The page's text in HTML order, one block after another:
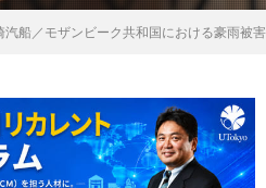
汽船／モザンビーク共和国における豪雨被